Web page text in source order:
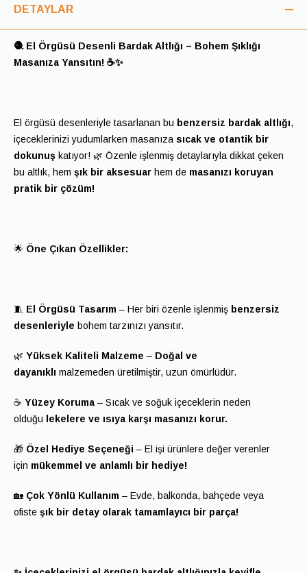
DETAYLAR
🧶 El Örgüsü Desenli Bardak Altlığı – Bohem Şıklığı
Masanıza Yansıtın! ☕✨
El örgüsü desenleriyle tasarlanan bu benzersiz bardak altlığı,
içeceklerinizi yudumlarken masanıza sıcak ve otantik bir
dokunuş katıyor! 🌿 Özenle işlenmiş detaylarıyla dikkat çeken
bu altlık, hem şık bir aksesuar hem de masanızı koruyan
pratik bir çözüm!
🌟 Öne Çıkan Özellikler:
🧵 El Örgüsü Tasarım – Her biri özenle işlenmiş benzersiz
desenleriyle bohem tarzınızı yansıtır.
🌿 Yüksek Kaliteli Malzeme – Doğal ve
dayanıklı malzemeden üretilmiştir, uzun ömürlüdür.
☕ Yüzey Koruma – Sıcak ve soğuk içeceklerin neden
olduğu
lekelere ve ısıya karşı masanızı korur.
🎁 Özel Hediye Seçeneği – El işi ürünlere değer verenler
için mükemmel ve anlamlı bir hediye!
🏡 Çok Yönlü Kullanım – Evde, balkonda, bahçede veya
ofiste şık bir detay olarak tamamlayıcı bir parça!